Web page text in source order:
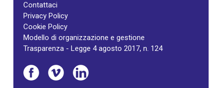
Contattaci
Privacy Policy
Cookie Policy
Modello di organizzazione e gestione
Trasparenza - Legge 4 agosto 2017, n. 124